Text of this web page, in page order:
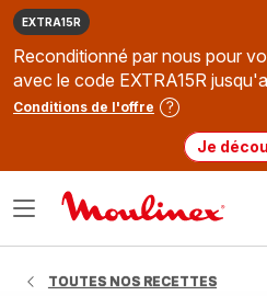
EXTRA15R
Reconditionné par nous pour
avec le code EXTRA15R
Conditions de l'offre
Je
Ouvrir
TOUTES NOS RECETTES